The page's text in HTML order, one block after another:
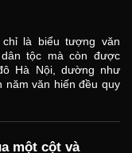
là biểu tượng văn
tộc mà còn được
Hà Nội, dường như
năm văn hiến đều quy
một cột và